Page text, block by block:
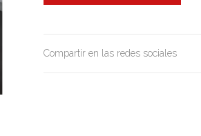
Compartir en las redes sociales